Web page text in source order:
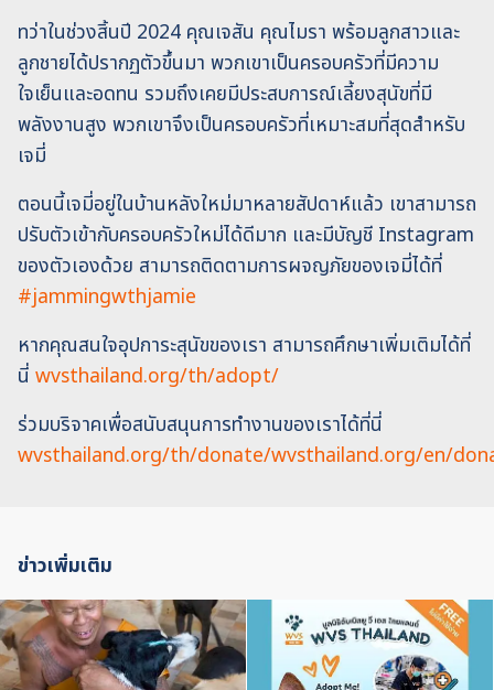
ทว่าในช่วงสิ้นปี 2024 คุณเจสัน คุณไมรา พร้อมลูกสาวและ
ลูกชายได้ปรากฏตัวขึ้นมา พวกเขาเป็นครอบครัวที่มีความ
ใจเย็นและอดทน รวมถึงเคยมีประสบการณ์เลี้ยงสุนัขที่มี
พลังงานสูง พวกเขาจึงเป็นครอบครัวที่เหมาะสมที่สุดสำหรับ
เจมี่
ตอนนี้เจมี่อยู่ในบ้านหลังใหม่มาหลายสัปดาห์แล้ว เขาสามารถ
ปรับตัวเข้ากับครอบครัวใหม่ได้ดีมาก และมีบัญชี Instagram
ของตัวเองด้วย สามารถติดตามการผจญภัยของเจมี่ได้ที่
#jammingwthjamie
หากคุณสนใจอุปการะสุนัขของเรา สามารถศึกษาเพิ่มเติมได้ที่
นี่ wvsthailand.org/th/adopt/
ร่วมบริจาคเพื่อสนับสนุนการทำงานของเราได้ที่นี่
wvsthailand.org/th/donate/wvsthailand.org/en/
ข่าวเพิ่มเติม